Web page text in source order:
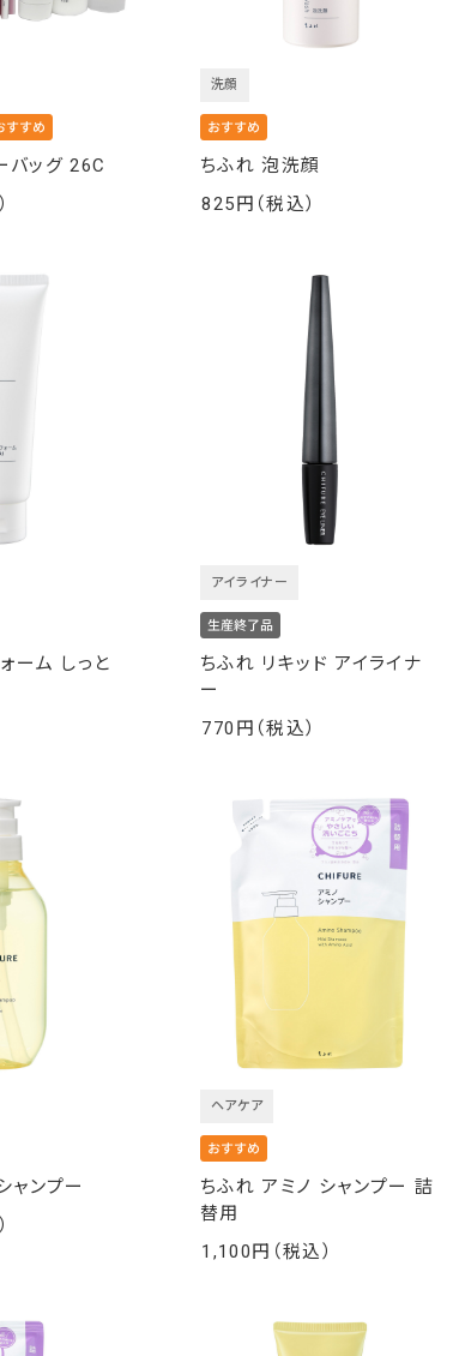
バッグ 26C ちふれ 泡洗顔
洗顔
825
ーム しっと
ちふれ リキッド アイライナ
ー
アイライナー
770
ャンプー
ちふれ アミノ シャンプー 詰
替用
ヘアケア
1,100